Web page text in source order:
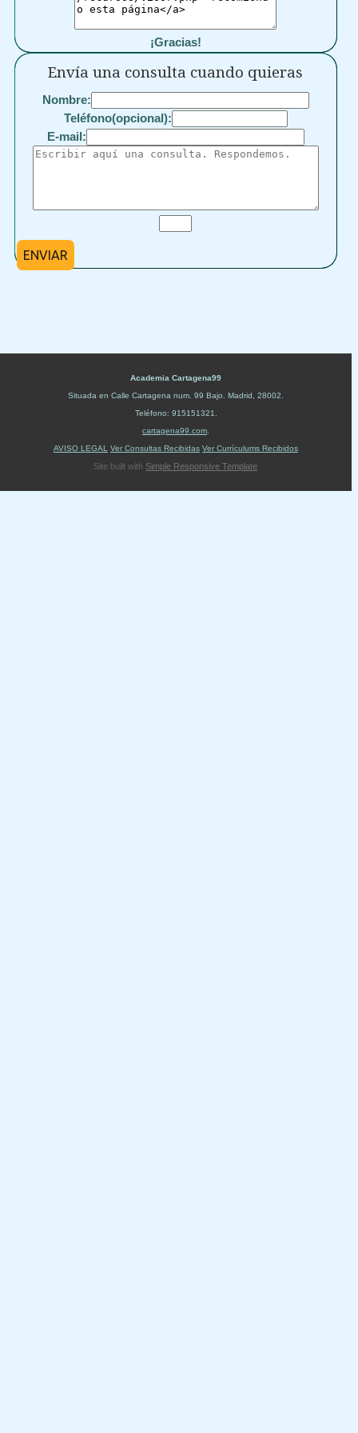
¡Gracias!
Envía una consulta cuando quieras
Nombre:
Teléfono(opcional):
E-mail:
ENVIAR
Academia Cartagena99
Situada en Calle Cartagena num. 99 Bajo Madrid 28002
Teléfono: 915151321
cartagena99.com
AVISO LEGAL
Ver Consultas Recibidas Ver Currículums Recibidos
Site built with Simple Responsive Template